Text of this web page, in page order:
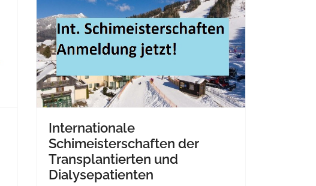
Internationale
Schimeisterschaften der
Transplantierten und
Dialysepatienten